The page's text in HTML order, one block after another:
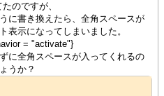
"}
do
replace? =
のですが、
に書き換えたら、全角スペースが
表示になってしまいました。
= "activate"}
に全角スペースが入ってくれるの
うか？